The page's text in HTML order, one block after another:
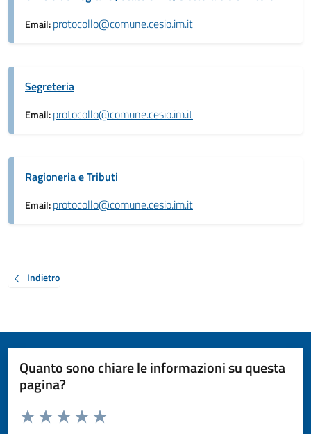
Email:protocollo@comune.cesio.im.it
Segreteria
Email:protocollo@comune.cesio.im.it
Ragioneria e Tributi
Email:protocollo@comune.cesio.im.it
Indietro
Quanto sono chiare le informazioni su questa
pagina?
Valuta da 1 a 5 stelle la pagina